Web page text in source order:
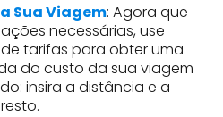
Sua Viagem: Agora que
necessárias, use
tarifas para obter uma
do custo da sua viagem
insira a distância e a